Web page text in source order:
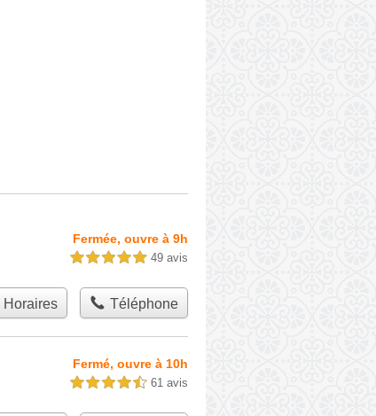
Fermée, ouvre à 9h
5,0 étoiles sur 5 49 avis
Horaires Téléphone
Fermé, ouvre à 10h
4,5 étoiles sur 5 61 avis